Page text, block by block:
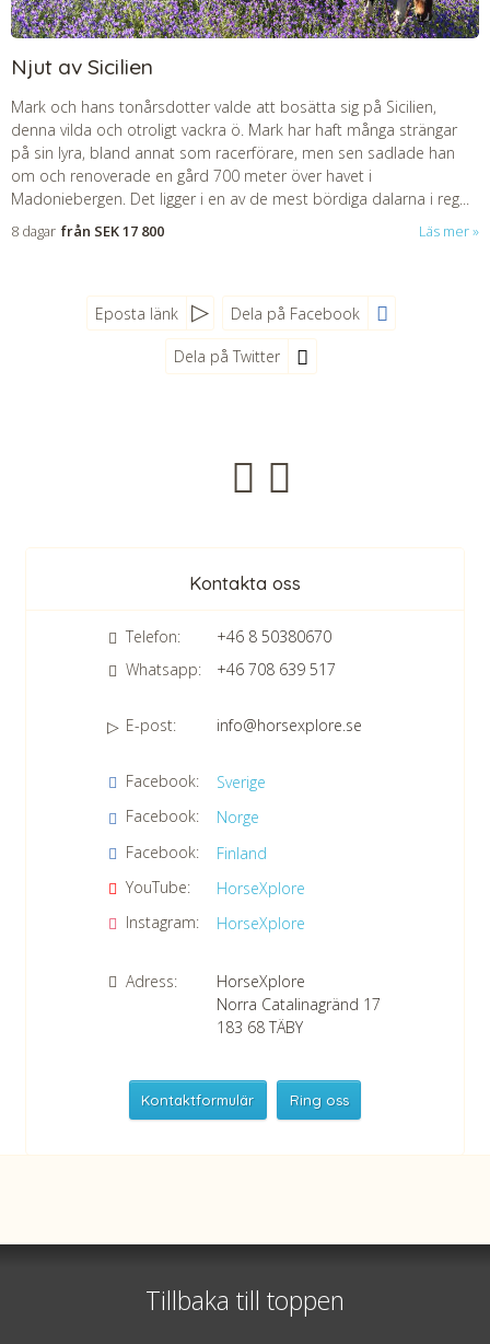
Njut av Sicilien
Mark och hans tonårsdotter valde att bosätta sig på Sicilien,
denna vilda och otroligt vackra ö. Mark har haft många strängar
på sin lyra, bland annat som racerförare, men sen sadlade han
om och renoverade en gård 700 meter över havet i
Madoniebergen. Det ligger i en av de mest bördiga dalarna i reg...
8 dagar från SEK 17 800 Läs mer
Eposta länk Dela på Facebook
Dela på Twitter
Nyhetsbrev
Jag samtycker till dataskyddspolicyn.
Läs vår dataskyddspolicy här »
Kontakta oss
Telefon:
+46 8 50380670
Whatsapp:
+46 708 639 517
E-post: info@horsexplore.se
Facebook:
Sverige
Facebook:
Norge
Facebook:
Finland
YouTube:
HorseXplore
Instagram:
HorseXplore
Adress:
HorseXplore
Norra Catalinagränd 17
183 68 TÄBY
Kontaktformulär Ring oss
Telefon+46 8 50380670
Org nr 556479-2983
Tillbaka till toppen